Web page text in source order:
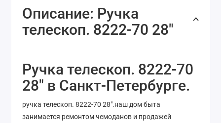
Описание: Ручка
телескоп. 8222-70 28"
Ручка телескоп. 8222-70
28" в Санкт-Петербурге.
ручка телескоп. 8222-70 28".наш дом быта
занимается ремонтом чемоданов и продажей